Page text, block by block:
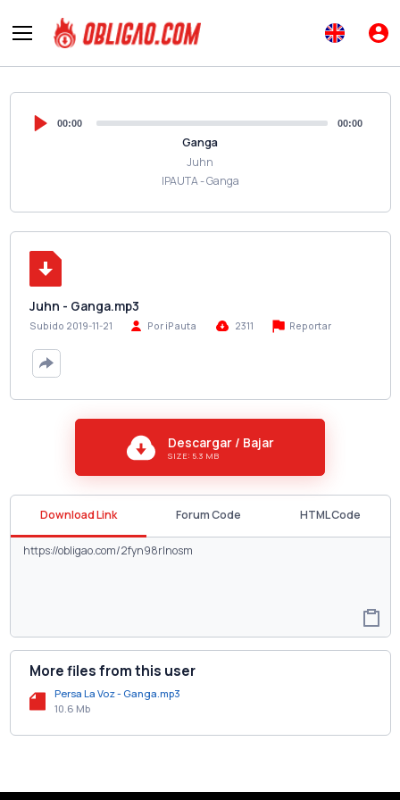
00:00 00:00
Ganga
Juhn
IPAUTA - Ganga
Juhn - Ganga.mp3
Subido 2019-11-21 Por iPauta 2311 Reportar
Descargar / Bajar
SIZE: 5.3 MB
Download Link Forum Code HTML Code
More files from this user
Persa La Voz - Ganga.mp3
10.6 Mb